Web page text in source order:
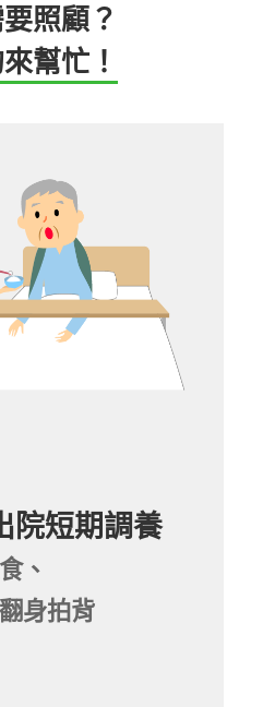
照顧？
幫忙！
院短期調養
、
身拍背